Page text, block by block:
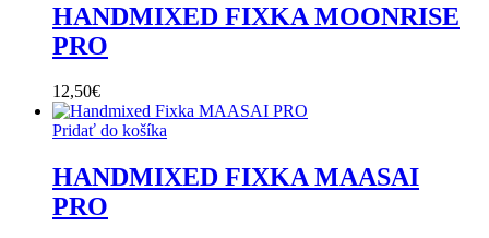
HANDMIXED FIXKA MOONRISE
PRO
12,50€
Pridať do košíka
HANDMIXED FIXKA MAASAI
PRO